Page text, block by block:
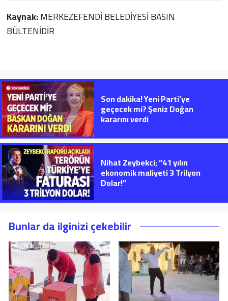
Kaynak:MERKEZEFENDİ BELEDİYESİ BASIN
BÜLTENİDİR
Son dakika! Yeni Parti’ye
geçecek mi? Şeniz Doğan
kararını verdi
Nihat Zeybekci; “41 yılın
ekonomik maliyeti 3 Trilyon
Dolar!”
Bunlar da ilginizi çekebilir